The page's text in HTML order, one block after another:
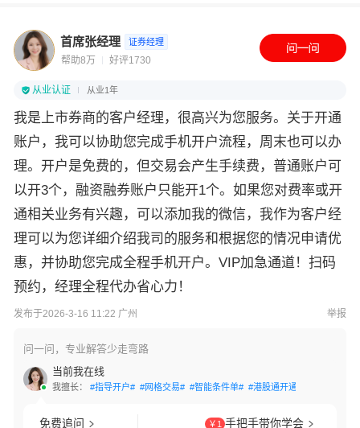
首席张经理 证券经理
帮助8万 好评1730
从业认证 从业1年
我是上市券商的客户经理，很高兴为您服务。关于开通
账户，我可以协助您完成手机开户流程，周末也可以办
理。开户是免费的，但交易会产生手续费，普通账户可
以开3个，融资融券账户只能开1个。如果您对费率或开
通相关业务有兴趣，可以添加我的微信，我作为客户经
理可以为您详细介绍我司的服务和根据您的情况申请优
惠，并协助您完成全程手机开户。VIP加急通道！扫码
预约，经理全程代办省心力！
发布于2026-3-16 11:22 广州 举报
问一问，专业解答少走弯路
当前我在线
我擅长： #指导开户# #网格交易# #智能条件单# #港股通开通#
免费追问 ￥1 手把手带你学会